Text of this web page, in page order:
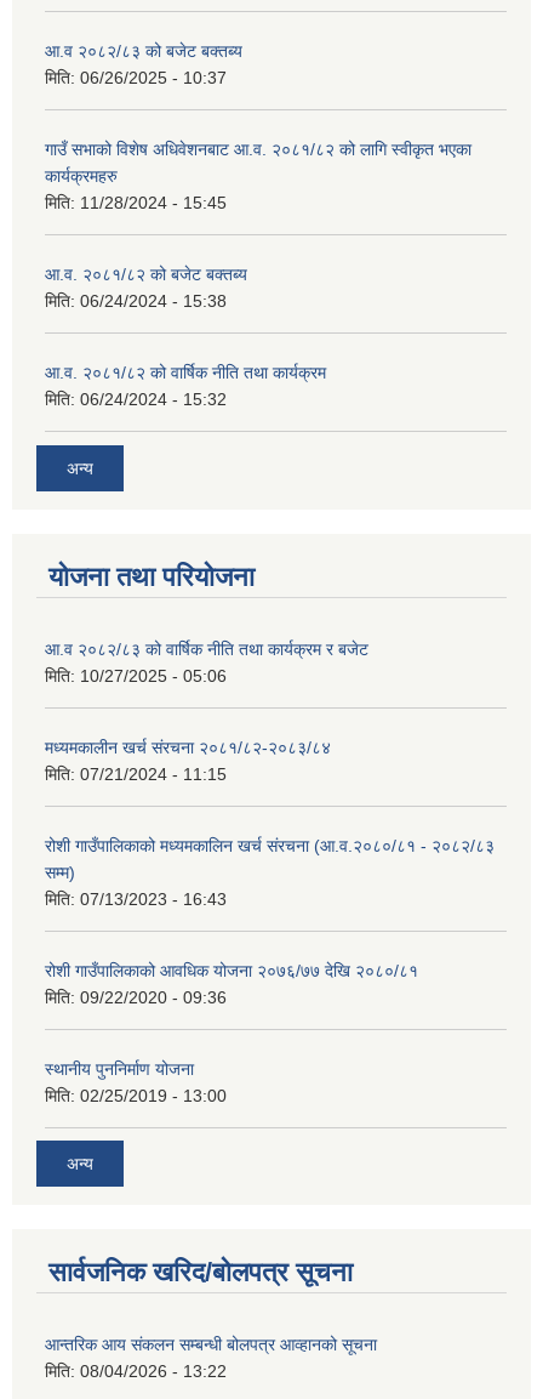
आ.व २०८२/८३ को बजेट बक्तब्य
मिति: 06/26/2025 - 10:37
गाउँ सभाको विशेष अधिवेशनबाट आ.व. २०८१/८२ को लागि स्वीकृत भएका
कार्यक्रमहरु
मिति: 11/28/2024 - 15:45
आ.व. २०८१/८२ को बजेट बक्तब्य
मिति: 06/24/2024 - 15:38
आ.व. २०८१/८२ को वार्षिक नीति तथा कार्यक्रम
मिति: 06/24/2024 - 15:32
अन्य
योजना तथा परियोजना
आ.व २०८२/८३ को वार्षिक नीति तथा कार्यक्रम र बजेट
मिति: 10/27/2025 - 05:06
मध्यमकालीन खर्च संरचना २०८१/८२-२०८३/८४
मिति: 07/21/2024 - 11:15
रोशी गाउँपालिकाको मध्यमकालिन खर्च संरचना (आ.व.२०८०/८१ - २०८२/८३
सम्म)
मिति: 07/13/2023 - 16:43
रोशी गाउँपालिकाको आवधिक योजना २०७६/७७ देखि २०८०/८१
मिति: 09/22/2020 - 09:36
स्थानीय पुननिर्माण योजना
मिति: 02/25/2019 - 13:00
अन्य
सार्वजनिक खरिद/बोलपत्र सूचना
आन्तरिक आय संकलन सम्बन्धी बोलपत्र आव्हानको सूचना
मिति: 08/04/2026 - 13:22